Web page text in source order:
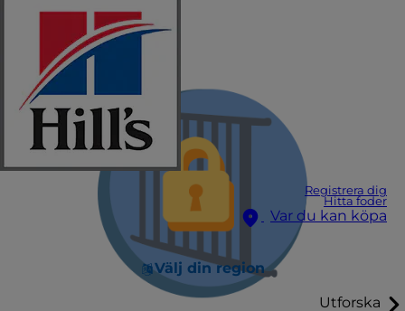
Registrera dig
Hitta foder
Var du kan köpa
Välj din region
Utforska